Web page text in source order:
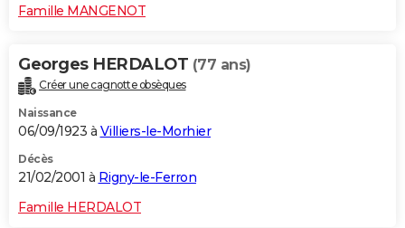
Famille MANGENOT
Georges HERDALOT (77 ans)
Créer une cagnotte obsèques
Naissance
06/09/1923 à Villiers-le-Morhier
Décès
21/02/2001 à Rigny-le-Ferron
Famille HERDALOT